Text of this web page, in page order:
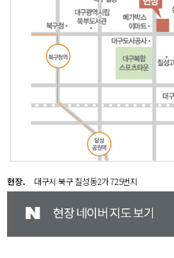
현장． 대구시 북구 칠성동2가 725번지